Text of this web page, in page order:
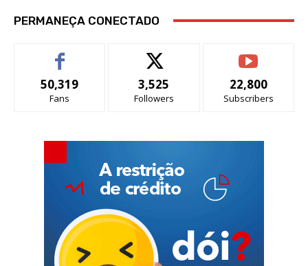
PERMANEÇA CONECTADO
50,319
Fans
3,525
Followers
22,800
Subscribers